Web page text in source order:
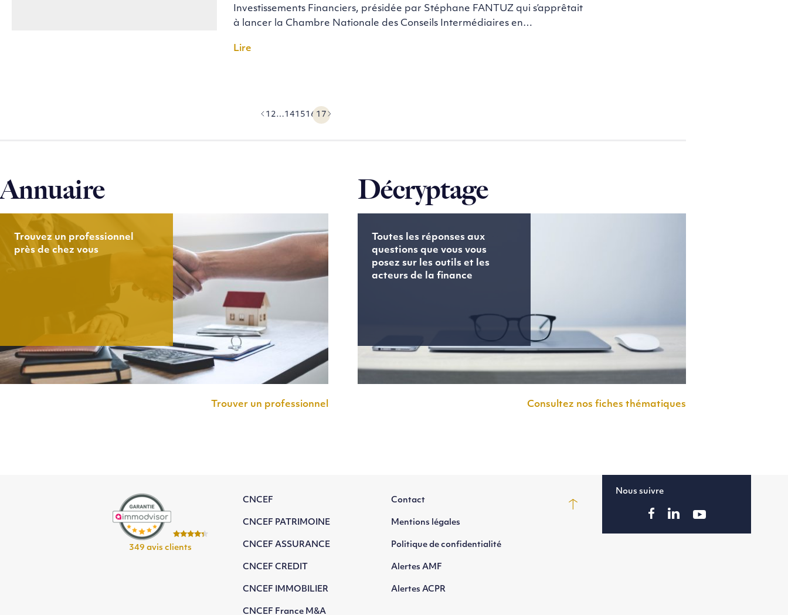
Investissements Financiers, présidée par Stéphane FANTUZ qui s’apprêtait
à lancer la Chambre Nationale des Conseils Intermédiaires en…
Lire
Précédent
1 2…141516 17 Suivant
Annuaire
Trouvez un professionnel
près de chez vous
Trouver un professionnel
Décryptage
Toutes les réponses aux
questions que vous vous
posez sur les outils et les
acteurs de la finance
Consultez nos fiches thématiques
349 avis clients
CNCEF
CNCEF PATRIMOINE
CNCEF ASSURANCE
CNCEF CREDIT
CNCEF IMMOBILIER
CNCEF France M&A
Contact
Mentions légales
Politique de confidentialité
Alertes AMF
Alertes ACPR
Nous suivre